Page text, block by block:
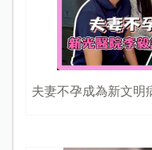
夫妻不孕成為新文明